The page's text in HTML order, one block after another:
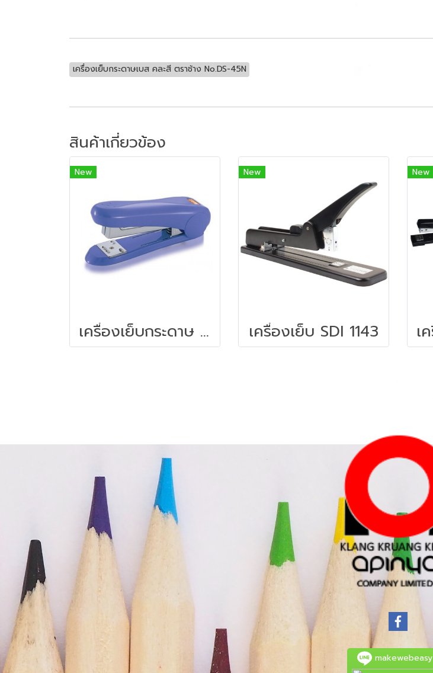
เครื่องเย็บกระดาษเบส คละสี ตราช้าง No.DS-45N
สินค้าเกี่ยวข้อง
New
เครื่องเย็บกระดาษ สีน้ำเงิน แม็กซ์ HD-50
New
เครื่องเย็บ SDI 1143
New
makewebeasy